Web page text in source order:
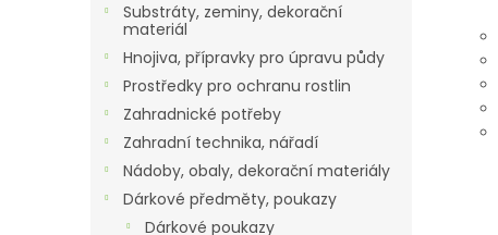
Substráty, zeminy, dekorační
materiál
Hnojiva, přípravky pro úpravu půdy
Prostředky pro ochranu rostlin
Zahradnické potřeby
Zahradní technika, nářadí
Nádoby, obaly, dekorační materiály
Dárkové předměty, poukazy
Dárkové poukazy